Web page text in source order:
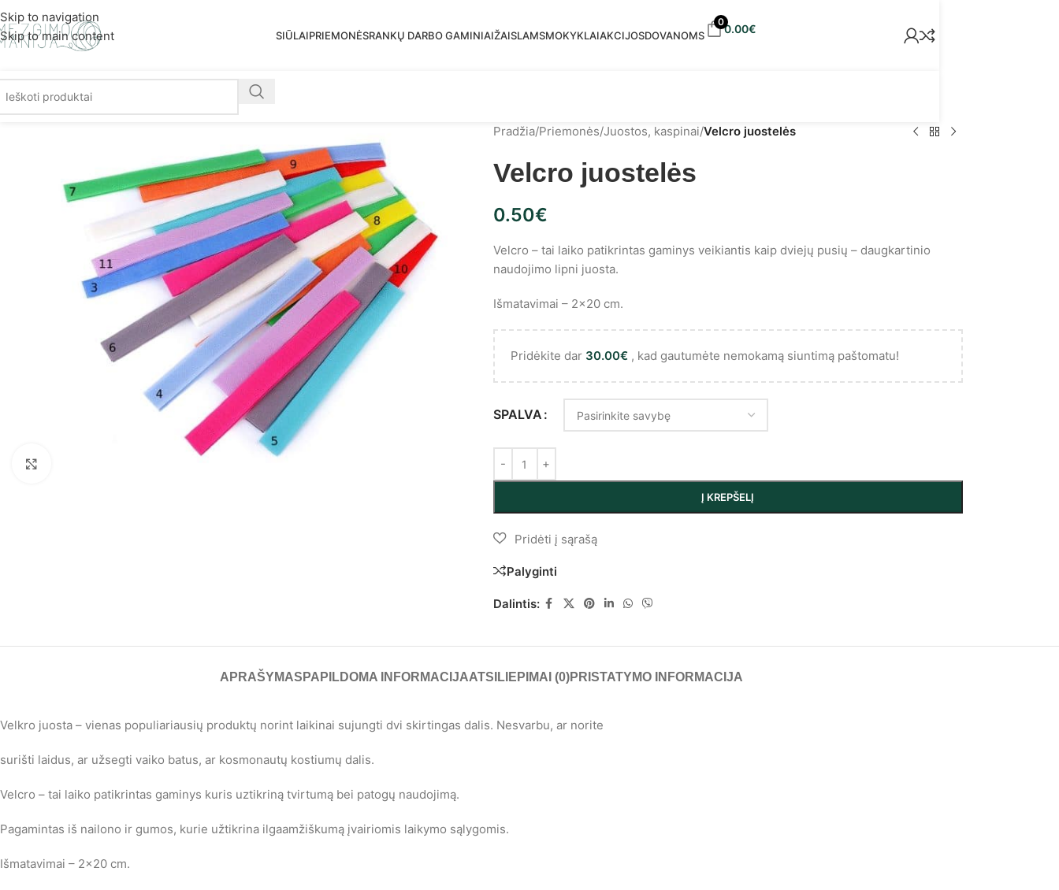
Skip to navigation
Skip to main content
SIŪLAIPRIEMONĖSRANKŲ DARBO GAMINIAIŽAISLAMSMOKYKLAIAKCIJOSDOVANOMS
00.00€
Pradžia/Priemonės/Juostos, kaspinai/Velcro juostelės
Velcro juostelės
0.50€
Velcro – tai laiko patikrintas gaminys veikiantis kaip dviejų pusių – daugkartinio
naudojimo lipni juosta.
Išmatavimai – 2×20 cm.
Pridėkite dar 30.00€, kad gautumėte nemokamą siuntimą paštomatu!
SPALVA
Į KREPŠELĮ
Palyginti
Dalintis:
APRAŠYMAS PAPILDOMA INFORMACIJAATSILIEPIMAI (0)PRISTATYMO INFORMACIJA
Velkro juosta – vienas populiariausių produktų norint laikinai sujungti dvi skirtingas dalis. Nesvarbu, ar norite
surišti laidus, ar užsegti vaiko batus, ar kosmonautų kostiumų dalis.
Velcro – tai laiko patikrintas gaminys kuris uztikriną tvirtumą bei patogų naudojimą.
Pagamintas iš nailono ir gumos, kurie užtikrina ilgaamžiškumą įvairiomis laikymo sąlygomis.
Išmatavimai – 2×20 cm.